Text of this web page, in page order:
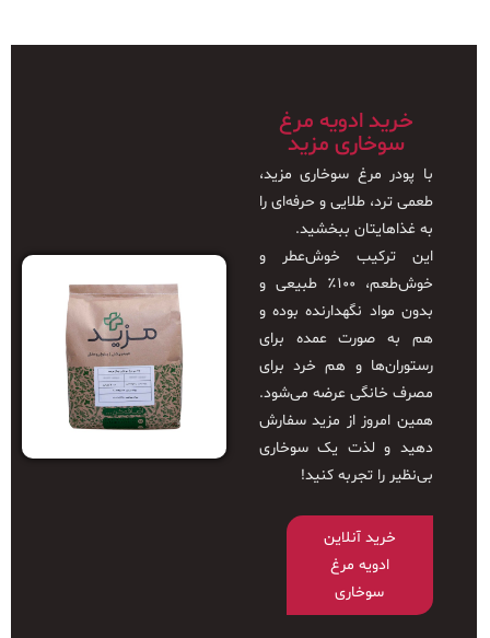
خرید ادویه مرغ
سوخاری مزید
با پودر مرغ سوخاری مزید،
طعمی ترد، طلایی و حرفه‌ای را
به غذاهایتان ببخشید.
این ترکیب خوش‌عطر و
خوش‌طعم، ۱۰۰٪ طبیعی و
بدون مواد نگهدارنده بوده و
هم به صورت عمده برای
رستوران‌ها و هم خرد برای
مصرف خانگی عرضه می‌شود.
همین امروز از مزید سفارش
دهید و لذت یک سوخاری
بی‌نظیر را تجربه کنید!
خرید آنلاین
ادویه مرغ
سوخاری